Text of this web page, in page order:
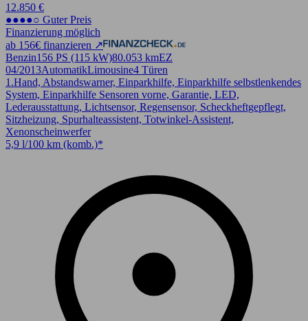
12.850 €
●●●●○ Guter Preis
Finanzierung möglich
ab 156€ finanzieren ↗
Benzin156 PS (115 kW)80.053 kmEZ
04/2013AutomatikLimousine4 Türen
1.Hand, Abstandswarner, Einparkhilfe, Einparkhilfe selbstlenkendes
System, Einparkhilfe Sensoren vorne, Garantie, LED,
Lederausstattung, Lichtsensor, Regensensor, Scheckheftgepflegt,
Sitzheizung, Spurhalteassistent, Totwinkel-Assistent,
Xenonscheinwerfer
5,9 l/100 km (komb.)*